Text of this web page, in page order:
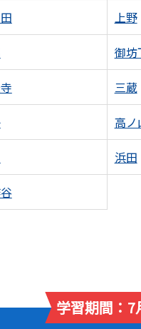
上野
御坊
三蔵
高ノ
浜田
学習期間：